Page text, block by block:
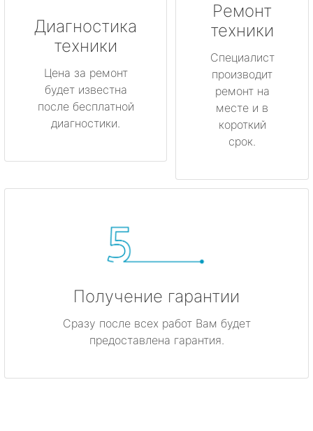
Диагностика
техники
Цена за ремонт
будет известна
после бесплатной
диагностики.
Ремонт
техники
Специалист
производит
ремонт на
месте и в
короткий
срок.
Получение гарантии
Сразу после всех работ Вам будет
предоставлена гарантия.